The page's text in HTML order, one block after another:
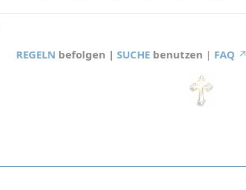
REGELN befolgen | SUCHE benutzen | FAQ